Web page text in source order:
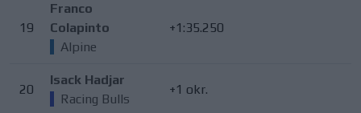
19
Franco
Colapinto
Alpine
+1:35.250
20
Isack Hadjar
Racing Bulls
+1 okr.